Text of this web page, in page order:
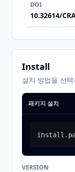
DOI
10.32614/
Install
설치 방법을 선
패키지 설치
VERSION